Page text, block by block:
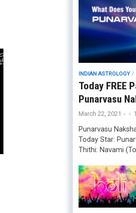
INDIAN ASTROLOGY /
Today FREE
Punarvasu
March 22, 2021 - -
Punarvasu
Today Star:
Thithi: Navami